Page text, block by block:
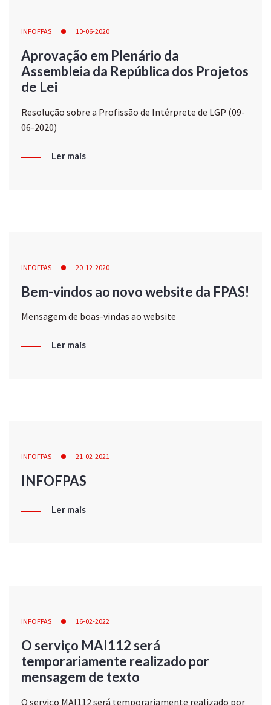
INFOFPAS 10-06-2020
Aprovação em Plenário da
Assembleia da República dos Projetos
de Lei
Resolução sobre a Profissão de Intérprete de LGP (09-
06-2020)
Ler mais
INFOFPAS 20-12-2020
Bem-vindos ao novo website da FPAS!
Mensagem de boas-vindas ao website
Ler mais
INFOFPAS 21-02-2021
INFOFPAS
Ler mais
INFOFPAS 16-02-2022
O serviço MAI112 será
temporariamente realizado por
mensagem de texto
O serviço MAI112 será temporariamente realizado por